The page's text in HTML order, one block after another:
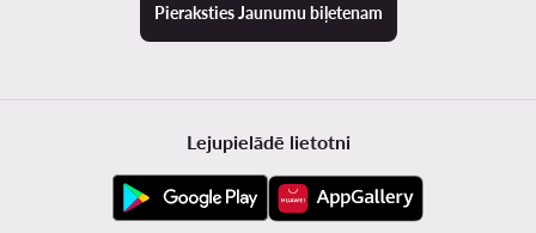
Pieraksties Jaunumu biļetenam
Lejupielādē lietotni